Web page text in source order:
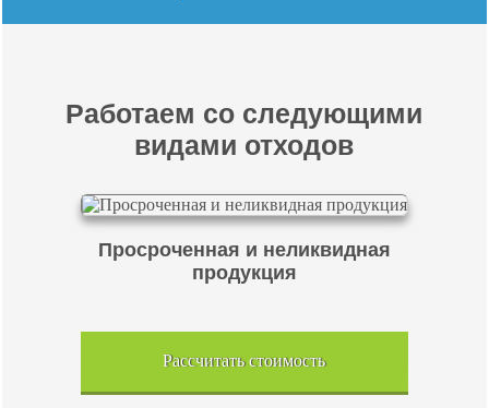
Работаем со следующими
видами отходов
Просроченная и неликвидная
продукция
Рассчитать стоимость